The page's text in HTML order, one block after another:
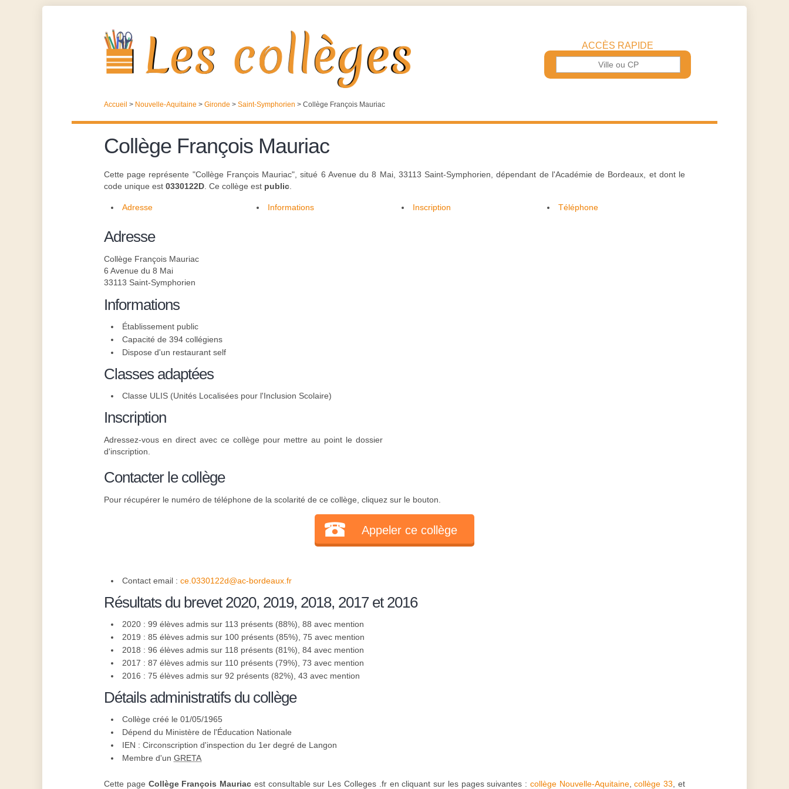
ACCÈS RAPIDE
Accueil > Nouvelle-Aquitaine > Gironde > Saint-Symphorien > Collège François Mauriac
Collège François Mauriac
Cette page représente "Collège François Mauriac", situé 6 Avenue du 8 Mai, 33113 Saint-Symphorien, dépendant de l'Académie de Bordeaux, et dont le
code unique est 0330122D . Ce collège est public
Adresse Informations Inscription Téléphone
Adresse
Collège François Mauriac
6 Avenue du 8 Mai
33113 Saint-Symphorien
Informations
Établissement public
Capacité de 394 collégiens
Dispose d'un restaurant self
Classes adaptées
Classe ULIS (Unités Localisées pour l'Inclusion Scolaire)
Inscription
Adressez-vous en direct avec ce collège pour mettre au point le dossier
d'inscription.
Contacter le collège
Pour récupérer le numéro de téléphone de la scolarité de ce collège, cliquez sur le bouton.
Appeler ce collège
Contact email : ce.0330122d@ac-bordeaux.fr
Résultats du brevet 2020, 2019, 2018, 2017 et 2016
2020 : 99 élèves admis sur 113 présents (88%), 88 avec mention
2019 : 85 élèves admis sur 100 présents (85%), 75 avec mention
2018 : 96 élèves admis sur 118 présents (81%), 84 avec mention
2017 : 87 élèves admis sur 110 présents (79%), 73 avec mention
2016 : 75 élèves admis sur 92 présents (82%), 43 avec mention
Détails administratifs du collège
Collège créé le 01/05/1965
Dépend du Ministère de l'Éducation Nationale
IEN : Circonscription d'inspection du 1er degré de Langon
Membre d'un GRETA
Cette page Collège François Mauriac est consultable sur Les Colleges .fr en cliquant sur les pages suivantes : collège Nouvelle-Aquitaine,collège 33 , et